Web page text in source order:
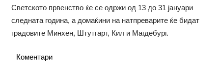
Светското првенство ќе се одржи од 13 до 31 јануари
следната година, а домаќини на натпреварите ќе бидат
градовите Минхен, Штутгарт, Кил и Магдебург.
Коментари